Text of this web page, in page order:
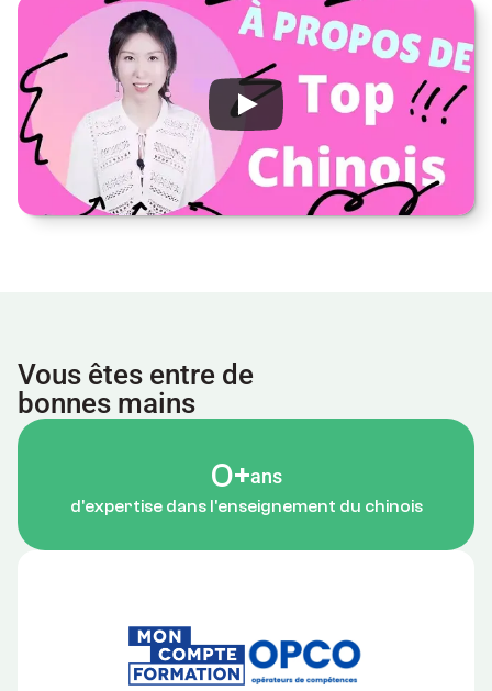
Vous êtes entre de
bonnes mains
0+ans
d'expertise dans l'enseignement du chinois